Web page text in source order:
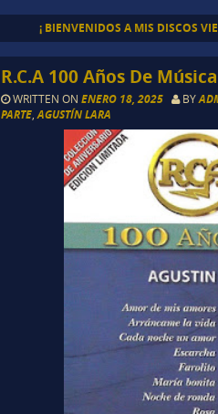
¡ BIENVENIDOS A MIS DISCOS
R.C.A 100 Años De
WRITTEN ONENERO 18, 2025 BY
PARTE ,AGUSTÍN LARA